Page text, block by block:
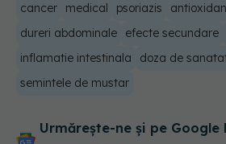
cancer medical psoriazis
dureri abdominale
efecte secundare
inflamatie intestinala
doza de
semintele de mustar
Urmărește-ne și pe Google